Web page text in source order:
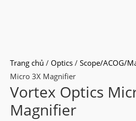
Trang chủ / Optics / Scope/ACOG/
Micro 3X Magnifier
Vortex Optics
Magnifier